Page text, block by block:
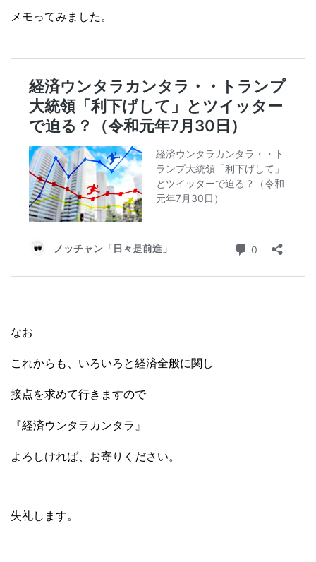
メモってみました。
なお
これからも、いろいろと経済全般に関し
接点を求めて行きますので
『経済ウンタラカンタラ』
よろしければ、お寄りください。
失礼します。